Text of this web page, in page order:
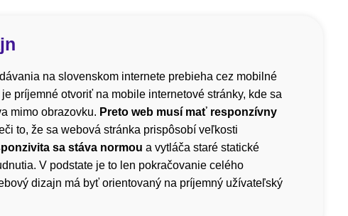
na slovenskom internete prebieha cez mobilné
príjemné otvoriť na mobile internetové stránky, kde sa
mimo obrazovku. Preto web musí mať responzívny
to, že sa webová stránka prispôsobí veľkosti
sa stáva normou a vytláča staré statické
V podstate je to len pokračovanie celého
dizajn má byť orientovaný na príjemný užívateľský